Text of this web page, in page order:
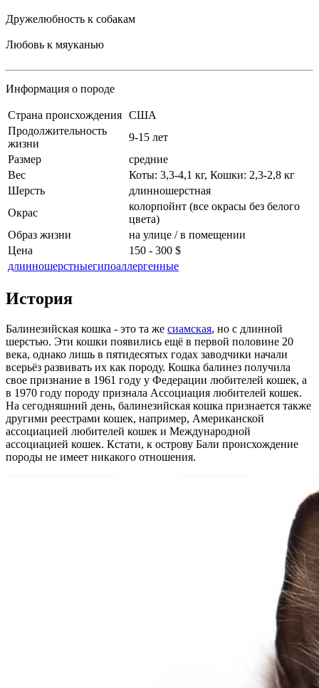
Дружелюбность к собакам
Любовь к мяуканью
Информация о породе
Cтрана происхождения США
Продолжительность
жизни
9-15 лет
Размер
средние
Вес
Коты: 3,3-4,1 кг, Кошки: 2,3-2,8 кг
Шерсть
длинношерстная
Окрас
колорпойнт (все окрасы без белого
цвета)
Образ жизни
на улице / в помещении
Цена
150 - 300 $
длинношерстныегипоаллергенные
История
Балинезийская кошка - это та же сиамская, но с длинной
шерстью. Эти кошки появились ещё в первой половине 20
века, однако лишь в пятидесятых годах заводчики начали
всерьёз развивать их как породу. Кошка балинез получила
свое признание в 1961 году у Федерации любителей кошек, а
в 1970 году породу признала Ассоциация любителей кошек.
На сегодняшний день, балинезийская кошка признается также
другими реестрами кошек, например, Американской
ассоциацией любителей кошек и Международной
ассоциацией кошек. Кстати, к острову Бали происхождение
породы не имеет никакого отношения.